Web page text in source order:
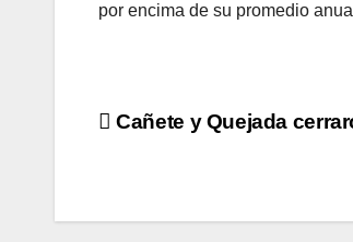
por encima de su promedio
Navegación
entradas
Cañete y Quejada